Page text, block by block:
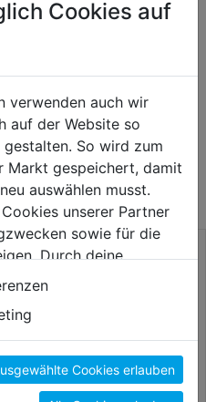
DIESER
Cookies auf
verwenden auch wir
auf der Website so
So wird zum
Markt gespeichert, damit
auswählen musst.
unserer Partner
sowie für die
Durch deine
von Drittanbieter,
USA, verarbeitet.
erlauben" stimmst du
zu. Unter "Details
zu den
unter "Cookies
Cookies erlauben